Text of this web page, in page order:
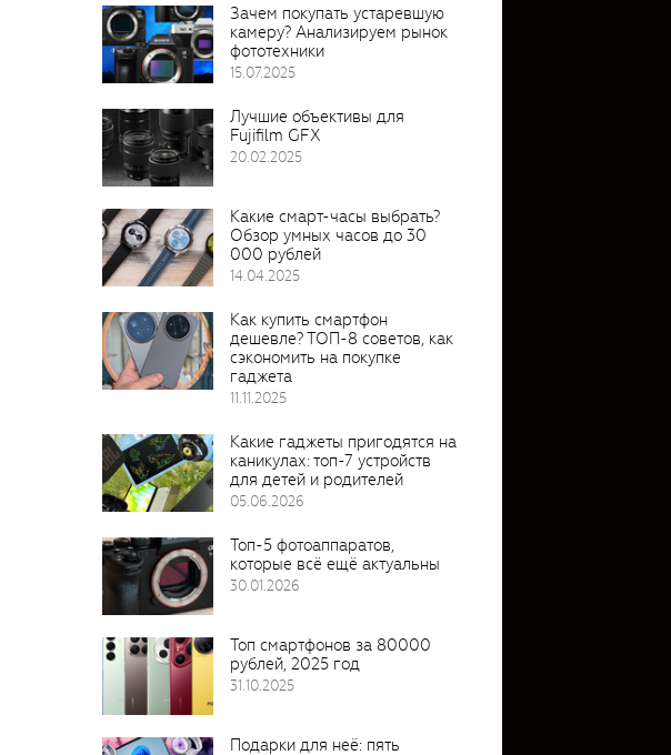
Зачем покупать устаревшую
камеру? Анализируем рынок
фототехники
15.07.2025
Лучшие объективы для
Fujifilm GFX
20.02.2025
Какие смарт-часы выбрать?
Обзор умных часов до 30
000 рублей
14.04.2025
Как купить смартфон
дешевле? ТОП-8 советов, как
сэкономить на покупке
гаджета
11.11.2025
Какие гаджеты пригодятся на
каникулах: топ-7 устройств
для детей и родителей
05.06.2026
Топ-5 фотоаппаратов,
которые всё ещё актуальны
30.01.2026
Топ смартфонов за 80000
рублей, 2025 год
31.10.2025
Подарки для неё: пять